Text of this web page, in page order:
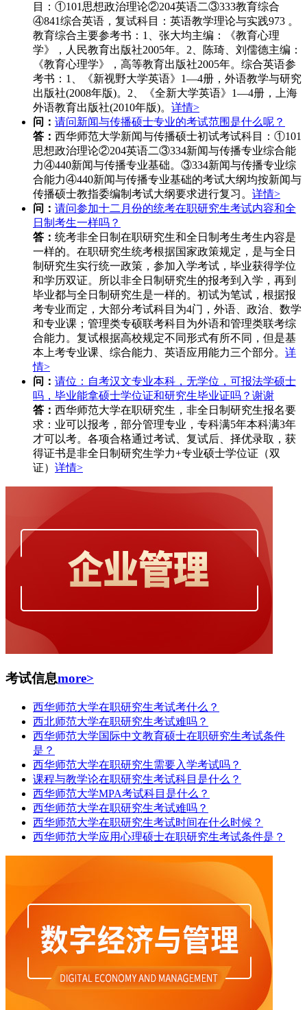
目：①101思想政治理论②204英语二③333教育综合
④841综合英语，复试科目：英语教学理论与实践973 。
教育综合主要参考书：1、张大均主编：《教育心理
学》，人民教育出版社2005年。2、陈琦、刘儒德主编：
《教育心理学》，高等教育出版社2005年。综合英语参
考书：1、《新视野大学英语》1—4册，外语教学与研究
出版社(2008年版)。2、《全新大学英语》1—4册，上海
外语教育出版社(2010年版)。 详情>
问： 请问新闻与传播硕士专业的考试范围是什么呢？
答： 西华师范大学新闻与传播硕士初试考试科目：①101
思想政治理论②204英语二③334新闻与传播专业综合能
力④440新闻与传播专业基础。③334新闻与传播专业综
合能力④440新闻与传播专业基础的考试大纲均按新闻与
传播硕士教指委编制考试大纲要求进行复习。 详情>
问： 请问参加十二月份的统考在职研究生考试内容和全
日制考生一样吗？
答： 统考非全日制在职研究生和全日制考生考生内容是
一样的。在职研究生统考根据国家政策规定，是与全日
制研究生实行统一政策，参加入学考试，毕业获得学位
和学历双证。所以非全日制研究生的报考到入学，再到
毕业都与全日制研究生是一样的。初试为笔试，根据报
考专业而定，大部分考试科目为4门，外语、政治、数学
和专业课；管理类专硕联考科目为外语和管理类联考综
合能力。复试根据高校规定不同形式有所不同，但是基
本上考专业课、综合能力、英语应用能力三个部分。 详
情>
问： 请位：自考汉文专业本科，无学位，可报法学硕士
吗，毕业能拿硕士学位证和研究生毕业证吗？谢谢
答： 西华师范大学在职研究生，非全日制研究生报名要
求：业可以报考，部分管理专业，专科满5年本科满3年
才可以考。各项合格通过考试、复试后、择优录取，获
得证书是非全日制研究生学力+专业硕士学位证（双
证） 详情>
考试信息more>
西华师范大学在职研究生考试考什么？
西北师范大学在职研究生考试难吗？
西华师范大学国际中文教育硕士在职研究生考试条件
是？
西华师范大学在职研究生需要入学考试吗？
课程与教学论在职研究生考试科目是什么？
西华师范大学MPA考试科目是什么？
西华师范大学在职研究生考试难吗？
西华师范大学在职研究生考试时间在什么时候？
西华师范大学应用心理硕士在职研究生考试条件是？